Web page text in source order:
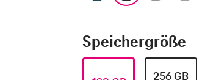
Speichergröße
256 GB